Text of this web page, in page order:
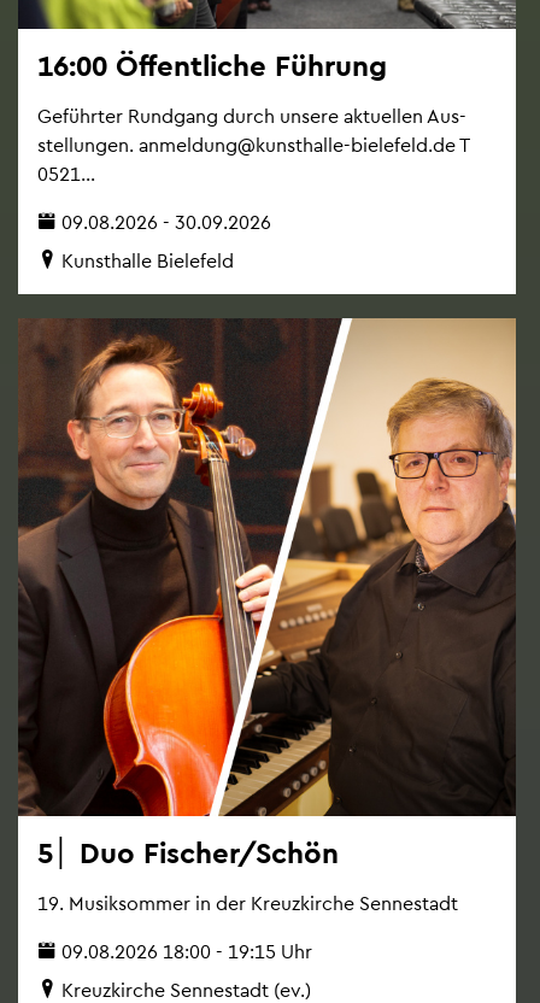
16:00 Öf­fent­li­che Füh­rung
Ge­führ­ter Rund­gang durch un­se­re ak­tu­el­len Aus­
stel­lun­gen. an­mel­dung@​kunsthalle-​bielefeld.​de T
0521...
09.08.2026 - 30.09.2026
Kunst­hal­le Bie­le­feld
5│ Duo Fi­scher/Schön
19. Mu­sik­som­mer in der Kreuz­kir­che Sen­ne­stadt
09.08.2026 18:00 - 19:15 Uhr
Kreuz­kir­che Sen­ne­stadt (ev.)